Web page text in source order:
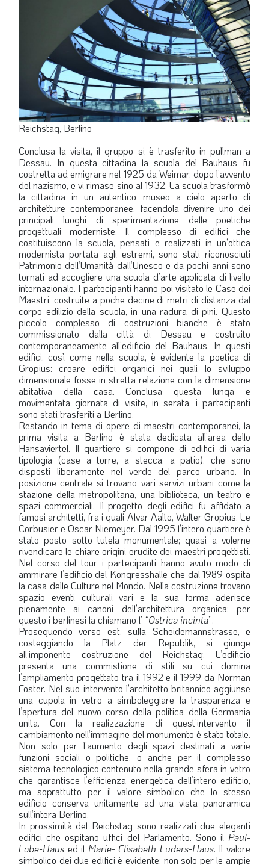
Reichstag, Berlino
Conclusa la visita, il gruppo si è trasferito in pullman a
Dessau. In questa cittadina la scuola del Bauhaus fu
costretta ad emigrare nel 1925 da Weimar, dopo l’avvento
del nazismo, e vi rimase sino al 1932. La scuola trasformò
la cittadina in un autentico museo a cielo aperto di
architetture contemporanee, facendola divenire uno dei
principali luoghi di sperimentazione delle poetiche
progettuali moderniste. Il complesso di edifici che
costituiscono la scuola, pensati e realizzati in un’ottica
modernista portata agli estremi, sono stati riconosciuti
Patrimonio dell’Umanità dall’Unesco e da pochi anni sono
tornati ad accogliere una scuola d’arte applicata di livello
internazionale. I partecipanti hanno poi visitato le Case dei
Maestri, costruite a poche decine di metri di distanza dal
corpo edilizio della scuola, in una radura di pini. Questo
piccolo complesso di costruzioni bianche è stato
commissionato dalla città di Dessau e costruito
contemporaneamente all’edificio del Bauhaus. In questi
edifici, così come nella scuola, è evidente la poetica di
Gropius: creare edifici organici nei quali lo sviluppo
dimensionale fosse in stretta relazione con la dimensione
abitativa della casa. Conclusa questa lunga e
movimentata giornata di visite, in serata, i partecipanti
sono stati trasferiti a Berlino.
Restando in tema di opere di maestri contemporanei, la
prima visita a Berlino è stata dedicata all’area dello
Hansaviertel. Il quartiere si compone di edifici di varia
tipologia (case a torre, a stecca, a patio), che sono
disposti liberamente nel verde del parco urbano. In
posizione centrale si trovano vari servizi urbani come la
stazione della metropolitana, una biblioteca, un teatro e
spazi commerciali. Il progetto degli edifici fu affidato a
famosi architetti, fra i quali Alvar Aalto, Walter Gropius, Le
Corbusier e Oscar Niemeyer. Dal 1995 l’intero quartiere è
stato posto sotto tutela monumentale; quasi a volerne
rivendicare le chiare origini erudite dei maestri progettisti.
Nel corso del tour i partecipanti hanno avuto modo di
ammirare l’edificio del Kongresshalle che dal 1989 ospita
la casa delle Culture nel Mondo. Nella costruzione trovano
spazio eventi culturali vari e la sua forma aderisce
pienamente ai canoni dell’architettura organica: per
questo i berlinesi la chiamano l’ “Ostrica incinta”.
Proseguendo verso est, sulla Scheidemannstrasse, e
costeggiando la Platz der Republik, si giunge
all’imponente costruzione del Reichstag. L’edificio
presenta una commistione di stili su cui domina
l’ampliamento progettato tra il 1992 e il 1999 da Norman
Foster. Nel suo intervento l’architetto britannico aggiunse
una cupola in vetro a simboleggiare la trasparenza e
l’apertura del nuovo corso della politica della Germania
unita. Con la realizzazione di quest’intervento il
cambiamento nell’immagine del monumento è stato totale.
Non solo per l’aumento degli spazi destinati a varie
funzioni sociali o politiche, o anche per il complesso
sistema tecnologico contenuto nella grande sfera in vetro
che garantisce l’efficienza energetica dell’intero edificio,
ma soprattutto per il valore simbolico che lo stesso
edificio conserva unitamente ad una vista panoramica
sull’intera Berlino.
In prossimità del Reichstag sono realizzati due eleganti
edifici che ospitano uffici del Parlamento. Sono il Paul-
Lobe-Haus ed il Marie- Elisabeth Luders-Haus. Il valore
simbolico dei due edifici è evidente: non solo per le ampie